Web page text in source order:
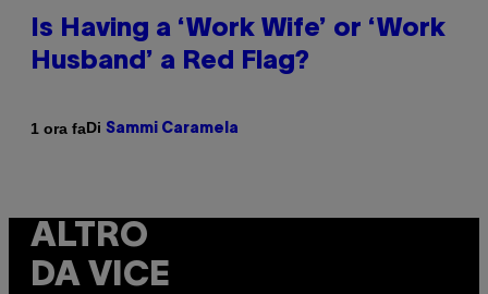
Is Having a ‘Work Wife’ or ‘Work
Husband’ a Red Flag?
1 ora faDi Sammi Caramela
ALTRO
DA VICE